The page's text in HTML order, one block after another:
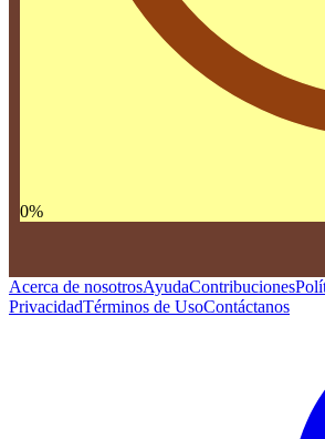
0%
Acerca de nosotrosAyudaContribuciones
PrivacidadTérminos de UsoContáctanos